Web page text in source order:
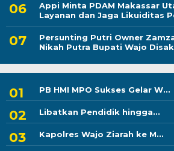
Appi Minta PDAM Makassar
Layanan dan Jaga Likuiditas
Persunting Putri Owner
Nikah Putra Bupati Wajo
PB HMI MPO Sukses Gelar W...
Libatkan Pendidik hingga...
Kapolres Wajo Ziarah ke M...